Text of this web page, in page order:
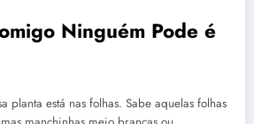
Ninguém Pode é
planta está nas folhas. Sabe aquelas folhas